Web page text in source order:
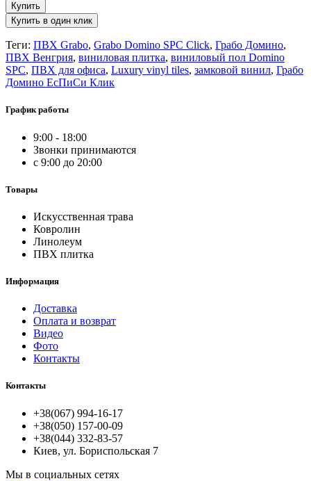
Купить
Купить в один клик
Теги: ПВХ Grabo, Grabo Domino SPC Click, Грабо Домино,
ПВХ Венгрия, виниловая плитка, виниловый пол Domino
SPC, ПВХ для офиса, Luxury vinyl tiles, замковой винил, Грабо
Домино ЕсПиСи Клик
График работы
9:00 - 18:00
Звонки принимаются
с 9:00 до 20:00
Товары
Искусственная трава
Ковролин
Линолеум
ПВХ плитка
Информация
Доставка
Оплата и возврат
Видео
Фото
Контакты
Контакты
+38(067) 994-16-17
+38(050) 157-00-09
+38(044) 332-83-57
Киев, ул. Бориспольская 7
Мы в социальных сетях